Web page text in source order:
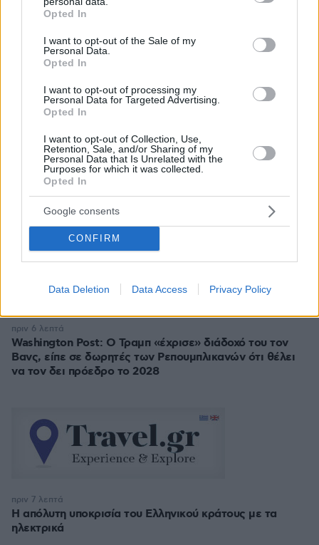
grant or deny consent to Google and its third-party tags to
use your data for below specified purposes in below Google
consent section.
Opted In
I want to opt-out of the Sale of my
Personal Data.
Opted In
I want to opt-out of processing my
Personal Data for Targeted Advertising.
Opted In
I want to opt-out of Collection, Use,
Retention, Sale, and/or Sharing of my
Personal Data that Is Unrelated with the
Purposes for which it was collected.
Opted In
Google consents
CONFIRM
Data Deletion Data Access Privacy Policy
Ειδήσεις Σχολιασμένα
Μία διαδρομή στα πέτρινα χωριά της Μάνης
πριν περίπου ένα λεπτό
Renault 4 E-Tech electric: Ελευθερία για πάντα! (+video)
Ποιο αυτοκίνητο βενζίνης έκανε 1.980 χλμ με έναν
ανεφοδιασμό;
πριν 5 λεπτά
Εντυπωσιακό: Έπεσε η στάθμη του Δούναβη και
φάνηκαν τα θεμέλια αρχαίας γέφυρας του Μεγάλου
Κωνσταντίνου, δείτε φωτογραφίες
πριν 5 λεπτά
Χωρίς ενεργό μέτωπο η φωτιά στην Aγία Μαρίνα
Washington Post: Ο Τραμπ «έχρισε» διάδοχό του τον
Βανς, είπε σε δωρητές των Ρεπουμπλικανών ότι θέλει
να τον δει πρόεδρο το 2028
πριν 6 λεπτά
Η απόλυτη υποκρισία του Ελληνικού κράτους με τα
ηλεκτρικά
πριν 7 λεπτά